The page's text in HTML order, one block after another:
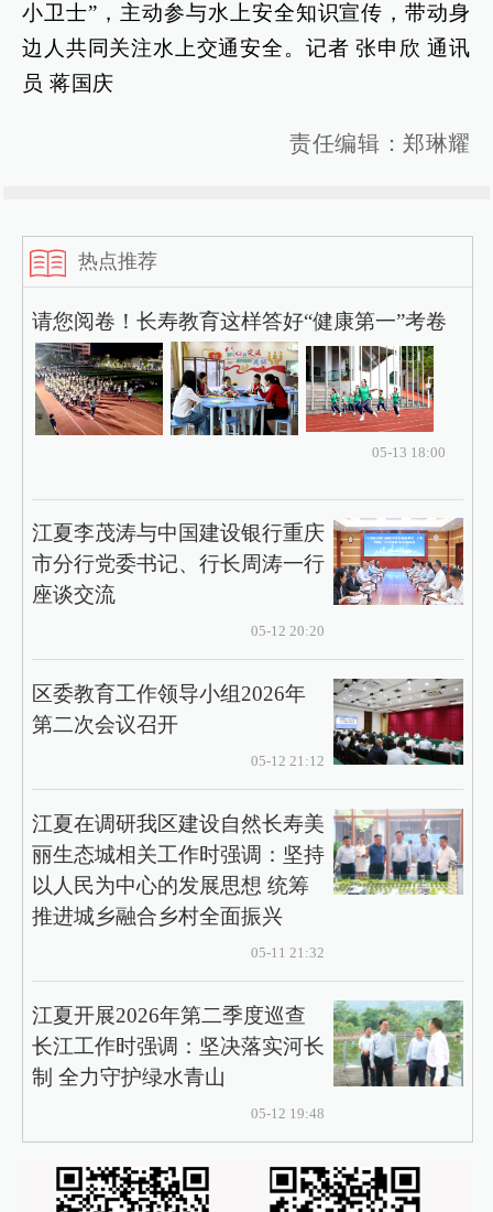
小卫士”，主动参与水上安全知识宣传，带动身
边人共同关注水上交通安全。记者 张申欣 通讯
员 蒋国庆
责任编辑：郑琳耀
热点推荐
请您阅卷！长寿教育这样答好“健康第一”考卷
05-13 18:00
江夏李茂涛与中国建设银行重庆
市分行党委书记、行长周涛一行
座谈交流
05-12 20:20
区委教育工作领导小组2026年
第二次会议召开
05-12 21:12
江夏在调研我区建设自然长寿美
丽生态城相关工作时强调：坚持
以人民为中心的发展思想 统筹
推进城乡融合乡村全面振兴
05-11 21:32
江夏开展2026年第二季度巡查
长江工作时强调：坚决落实河长
制 全力守护绿水青山
05-12 19:48